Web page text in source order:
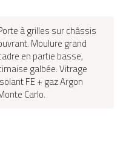
à grilles sur châssis
Moulure grand
en partie basse,
galbée. Vitrage
FE + gaz Argon
Carlo.